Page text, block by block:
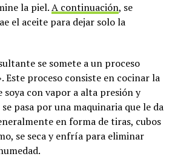
la piel.A continuación, se
el aceite para dejar solo la
se somete a un proceso
Este proceso consiste en cocinar la
soya con vapor a alta presión y
pasa por una maquinaria que le da
en forma de tiras, cubos
se seca y enfría para eliminar